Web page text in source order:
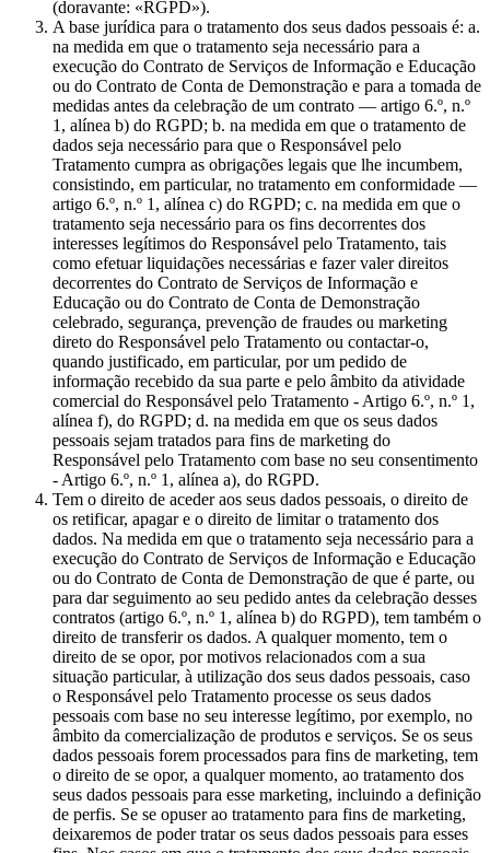
(doravante: «RGPD»).
A base jurídica para o tratamento dos seus dados pessoais é: a.
na medida em que o tratamento seja necessário para a
execução do Contrato de Serviços de Informação e Educação
ou do Contrato de Conta de Demonstração e para a tomada de
medidas antes da celebração de um contrato — artigo 6.º, n.º
1, alínea b) do RGPD; b. na medida em que o tratamento de
dados seja necessário para que o Responsável pelo
Tratamento cumpra as obrigações legais que lhe incumbem,
consistindo, em particular, no tratamento em conformidade —
artigo 6.º, n.º 1, alínea c) do RGPD; c. na medida em que o
tratamento seja necessário para os fins decorrentes dos
interesses legítimos do Responsável pelo Tratamento, tais
como efetuar liquidações necessárias e fazer valer direitos
decorrentes do Contrato de Serviços de Informação e
Educação ou do Contrato de Conta de Demonstração
celebrado, segurança, prevenção de fraudes ou marketing
direto do Responsável pelo Tratamento ou contactar-o,
quando justificado, em particular, por um pedido de
informação recebido da sua parte e pelo âmbito da atividade
comercial do Responsável pelo Tratamento - Artigo 6.º, n.º 1,
alínea f), do RGPD; d. na medida em que os seus dados
pessoais sejam tratados para fins de marketing do
Responsável pelo Tratamento com base no seu consentimento
- Artigo 6.º, n.º 1, alínea a), do RGPD.
Tem o direito de aceder aos seus dados pessoais, o direito de
os retificar, apagar e o direito de limitar o tratamento dos
dados. Na medida em que o tratamento seja necessário para a
execução do Contrato de Serviços de Informação e Educação
ou do Contrato de Conta de Demonstração de que é parte, ou
para dar seguimento ao seu pedido antes da celebração desses
contratos (artigo 6.º, n.º 1, alínea b) do RGPD), tem também o
direito de transferir os dados. A qualquer momento, tem o
direito de se opor, por motivos relacionados com a sua
situação particular, à utilização dos seus dados pessoais, caso
o Responsável pelo Tratamento processe os seus dados
pessoais com base no seu interesse legítimo, por exemplo, no
âmbito da comercialização de produtos e serviços. Se os seus
dados pessoais forem processados para fins de marketing, tem
o direito de se opor, a qualquer momento, ao tratamento dos
seus dados pessoais para esse marketing, incluindo a definição
de perfis. Se se opuser ao tratamento para fins de marketing,
deixaremos de poder tratar os seus dados pessoais para esses